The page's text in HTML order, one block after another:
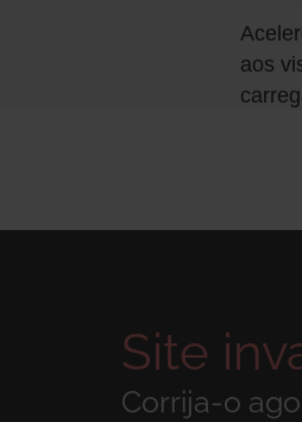
aos
Site
Corrija-o